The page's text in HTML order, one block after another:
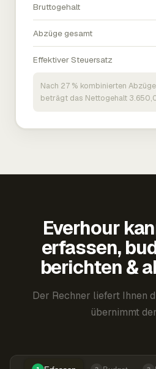
Bruttogehalt
Abzüge gesamt
Effektiver Steuersatz
Nach 27 % kombinierten
beträgt das Nettogehalt
Everhour
erfassen,
berichten &
Der Rechner liefert Ihnen
übernimmt